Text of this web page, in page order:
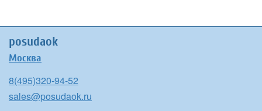
posudaok
Москва
8(495)320-94-52
sales@posudaok.ru